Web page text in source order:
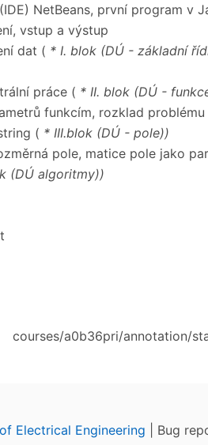
NetBeans, první program v
vstup a výstup
dat ( * I. blok (DÚ - základní
práce ( * II. blok (DÚ -
funkcím, rozklad
( * III.blok (DÚ - pole))
pole, matice pole jako
(DÚ algoritmy))
courses/a0b36pri/annotation/
Electrical Engineering | Bug